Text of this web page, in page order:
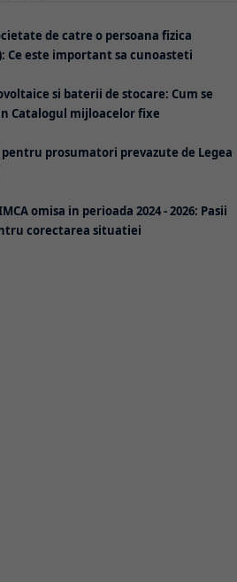
de catre o persoana fizica
Ce este important sa cunoasteti
si baterii de stocare: Cum se
Catalogul mijloacelor fixe
prosumatori prevazute de Legea
omisa in perioada 2024 - 2026: Pasii
corectarea situatiei